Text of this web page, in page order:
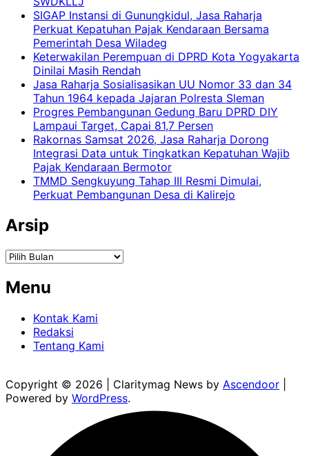
SIGAP Instansi di Gunungkidul, Jasa Raharja
Perkuat Kepatuhan Pajak Kendaraan Bersama
Pemerintah Desa Wiladeg
Keterwakilan Perempuan di DPRD Kota Yogyakarta
Dinilai Masih Rendah
Jasa Raharja Sosialisasikan UU Nomor 33 dan 34
Tahun 1964 kepada Jajaran Polresta Sleman
Progres Pembangunan Gedung Baru DPRD DIY
Lampaui Target, Capai 81,7 Persen
Rakornas Samsat 2026, Jasa Raharja Dorong
Integrasi Data untuk Tingkatkan Kepatuhan Wajib
Pajak Kendaraan Bermotor
TMMD Sengkuyung Tahap III Resmi Dimulai,
Perkuat Pembangunan Desa di Kalirejo
Arsip
Arsip
Menu
Kontak Kami
Redaksi
Tentang Kami
Copyright © 2026 | Claritymag News by Ascendoor
Powered by WordPress.